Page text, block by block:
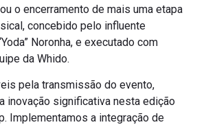
o encerramento de mais uma etapa
concebido pelo influente
Noronha, e executado com
da Whido.
pela transmissão do evento,
inovação significativa nesta edição
Implementamos a integração de